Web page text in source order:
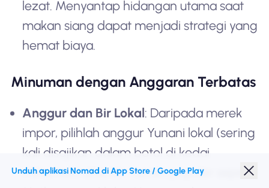
lezat. Menyantap hidangan utama saat
makan siang dapat menjadi strategi yang
hemat biaya.
Minuman dengan Anggaran Terbatas
Anggur dan Bir Lokal : Daripada merek
impor, pilihlah anggur Yunani lokal (sering
kali disajikan dalam botol di kedai
minuman) atau bir Yunani populer seperti
Unduh aplikasi Nomad di App Store / Google Play